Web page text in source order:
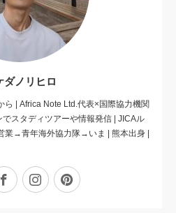
ダノリヒロ
ら | Africa Note Ltd.代表×国際協力機関
スタディツアーや情報発信 | JICAル
業→青年海外協力隊→いま | 熊本出身 |
FacebookInstagramPinterest